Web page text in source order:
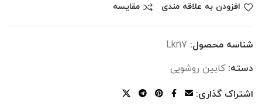
افزودن به علاقه مندی مقایسه
شناسه محصول: Lkr17
دسته:کابین روشویی
اشتراک گذاری: